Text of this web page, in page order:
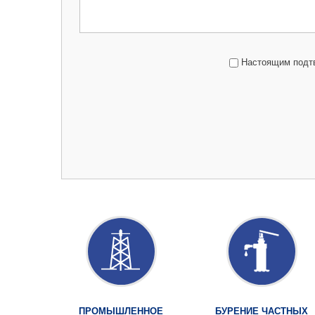
Настоящим
ПРОМЫШЛЕННОЕ БУРЕНИЕ ЧАСТНЫХ